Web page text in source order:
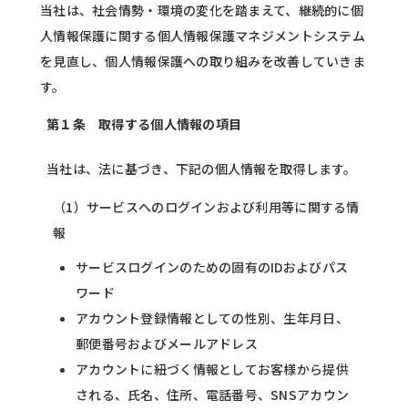
当社は、社会情勢・環境の変化を踏まえて、継続的に個
人情報保護に関する個人情報保護マネジメントシステム
を見直し、個人情報保護への取り組みを改善していきま
す。
第１条 取得する個人情報の項目
当社は、法に基づき、下記の個人情報を取得します。
（1）サービスへのログインおよび利用等に関する情
報
サービスログインのための固有のIDおよびパス
ワード
アカウント登録情報としての性別、生年月日、
郵便番号およびメールアドレス
アカウントに紐づく情報としてお客様から提供
される、氏名、住所、電話番号、SNSアカウン